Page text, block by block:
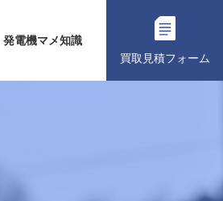
発電機マメ知識
買取見積フォーム